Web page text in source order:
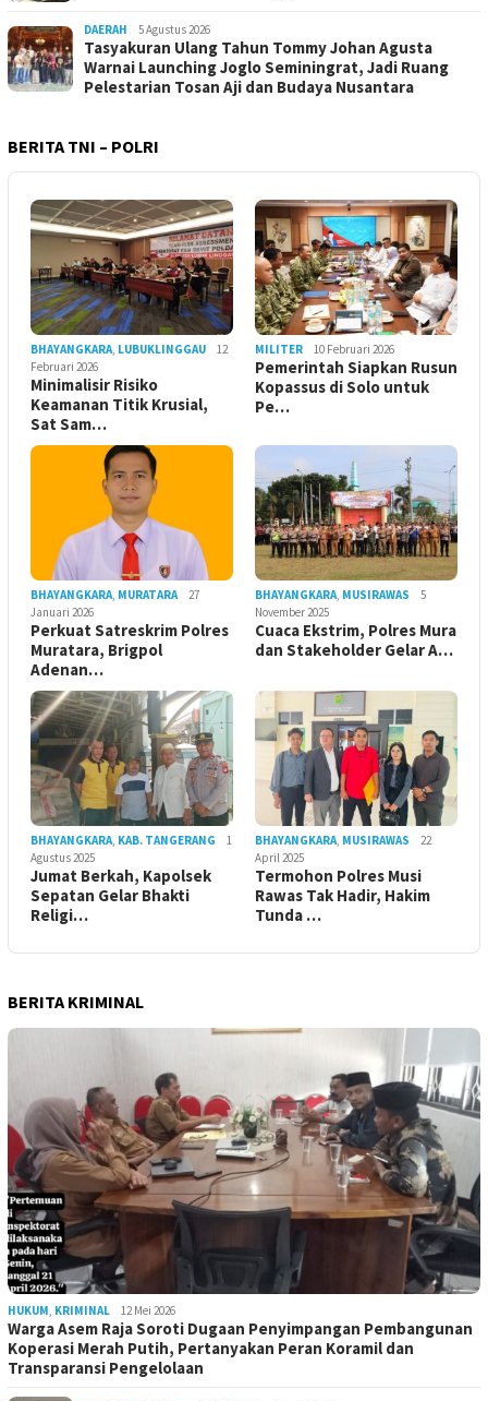
DAERAH 5 Agustus 2026
Tasyakuran Ulang Tahun Tommy Johan Agusta
Warnai Launching Joglo Seminingrat, Jadi Ruang
Pelestarian Tosan Aji dan Budaya Nusantara
BERITA TNI – POLRI
BHAYANGKARA, LUBUKLINGGAU
12
Februari 2026
Minimalisir Risiko
Keamanan Titik Krusial,
Sat Sam…
MILITER 10 Februari 2026
Pemerintah Siapkan Rusun
Kopassus di Solo untuk
Pe…
BHAYANGKARA, MURATARA
27
Januari 2026
Perkuat Satreskrim Polres
Muratara, Brigpol
Adenan…
BHAYANGKARA, MUSIRAWAS
5
November 2025
Cuaca Ekstrim, Polres Mura
dan Stakeholder Gelar A…
BHAYANGKARA, KAB. TANGERANG
1
Agustus 2025
Jumat Berkah, Kapolsek
Sepatan Gelar Bhakti
Religi…
BHAYANGKARA, MUSIRAWAS
22
April 2025
Termohon Polres Musi
Rawas Tak Hadir, Hakim
Tunda …
BERITA KRIMINAL
HUKUM, KRIMINAL 12 Mei 2026
Warga Asem Raja Soroti Dugaan Penyimpangan Pembangunan
Koperasi Merah Putih, Pertanyakan Peran Koramil dan
Transparansi Pengelolaan